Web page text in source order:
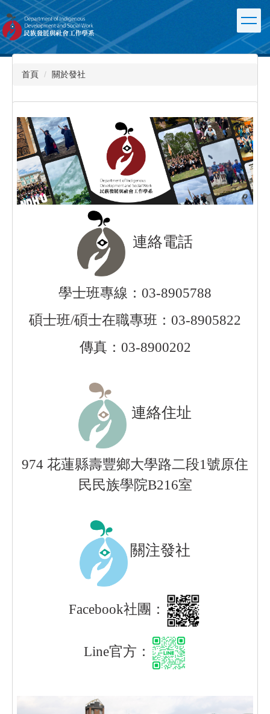
跳
到
主
要
內
首頁 關於發社
連絡電話
學士班專線：03-8905788
碩士班/碩士在職專班：03-8905822
傳真：03-8900202
連絡住址
974 花蓮縣壽豐鄉大學路二段1號原住
民民族學院B216室
關注發社
Facebook社團：
Line官方：